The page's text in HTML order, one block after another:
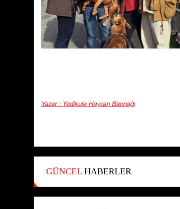
Yazar : Yedikule Hayvan Barınağı
GÜNCELHABERLER